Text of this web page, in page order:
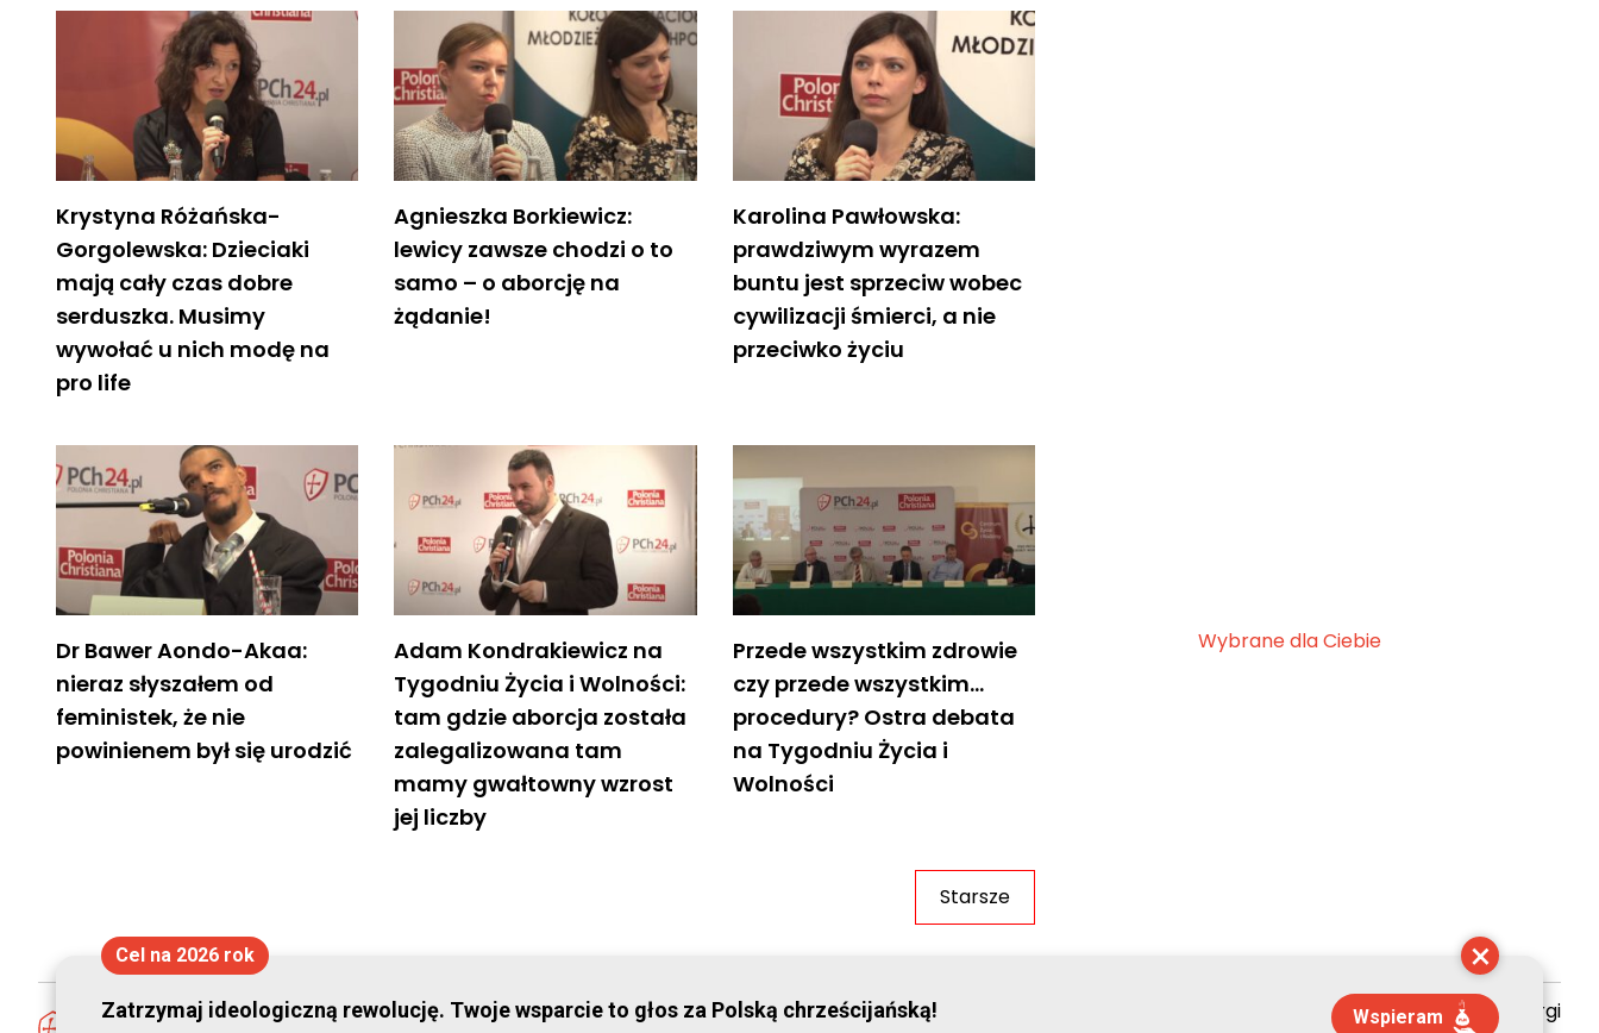
Krystyna Różańska-
Gorgolewska: Dzieciaki
mają cały czas dobre
serduszka. Musimy
wywołać u nich modę na
pro life
Agnieszka Borkiewicz:
lewicy zawsze chodzi o to
samo – o aborcję na
żądanie!
Karolina Pawłowska:
prawdziwym wyrazem
buntu jest sprzeciw wobec
cywilizacji śmierci, a nie
przeciwko życiu
Dr Bawer Aondo-Akaa:
nieraz słyszałem od
feministek, że nie
powinienem był się urodzić
Adam Kondrakiewicz na
Tygodniu Życia i Wolności:
tam gdzie aborcja została
zalegalizowana tam
mamy gwałtowny wzrost
jej liczby
Przede wszystkim zdrowie
czy przede wszystkim…
procedury? Ostra debata
na Tygodniu Życia i
Wolności
Starsze
Wybrane dla Ciebie
© Stowarzyszenie Kultury Chrześcijańskiej im. ks. Piotra Skargi
×
Cel na 2026 rok
Zatrzymaj ideologiczną rewolucję. Twoje wsparcie to głos za Polską chrześcijańską! Wspieram